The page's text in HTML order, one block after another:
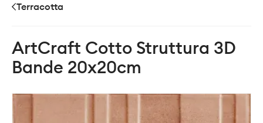
Terracotta
ArtCraft Cotto Struttura 3D
Bande 20x20cm